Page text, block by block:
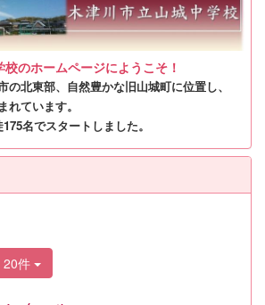
のホームページにようこそ！
の北東部、自然豊かな旧山城町に位置し、
れています。
名でスタートしました。
20件